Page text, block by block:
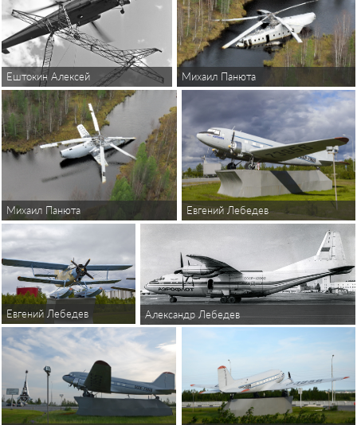
Ештокин Алексей Михаил Панюта
Михаил Панюта Евгений Лебедев
Евгений Лебедев Александр Лебедев